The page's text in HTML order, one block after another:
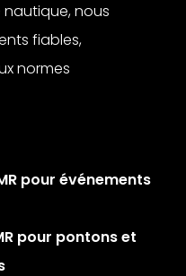
nous
fiables,
normes
pour événements
pour pontons et